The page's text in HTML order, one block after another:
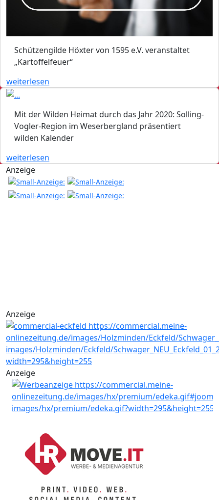
Schützengilde Höxter von 1595 e.V. veranstaltet
„Kartoffelfeuer“
weiterlesen
Mit der Wilden Heimat durch das Jahr 2020: Solling-
Vogler-Region im Weserbergland präsentiert
wilden Kalender
weiterlesen
Anzeige
Anzeige
Anzeige